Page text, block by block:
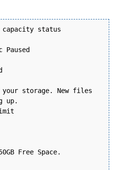
status
your storage. New files
up.
Free Space.